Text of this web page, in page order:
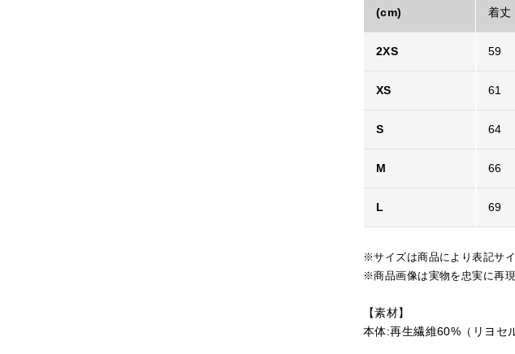
(cm) 着丈
2XS 59
XS 61
S 64
M 66
L 69
※サイズは商品により表記サ
※商品画像は実物を忠実に再
【素材】
本体:再生繊維60%（リヨセ